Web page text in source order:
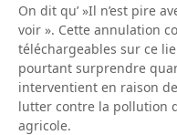
On dit qu’ »Il n’est pire
voir ». Cette annulation
téléchargeables sur ce
pourtant surprendre
interventient en raison
lutter contre la pollution
agricole.